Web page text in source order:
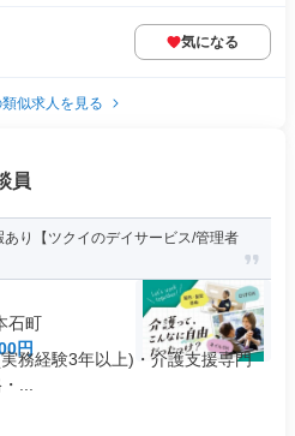
気になる
似求人を見る
員
り【ツクイのデイサービス/管理者
石町
円
務経験3年以上)・介護支援専門
...